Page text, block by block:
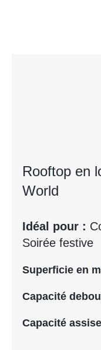
Rooftop en
World
Idéal pour :
Soirée festive
Superficie en
Capacité
Capacité assise